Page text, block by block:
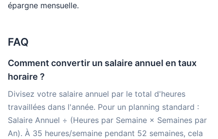
épargne mensuelle.
FAQ
Comment convertir un salaire annuel en taux
horaire ?
Divisez votre salaire annuel par le total d'heures
travaillées dans l'année. Pour un planning standard :
Salaire Annuel ÷ (Heures par Semaine × Semaines par
An). À 35 heures/semaine pendant 52 semaines, cela